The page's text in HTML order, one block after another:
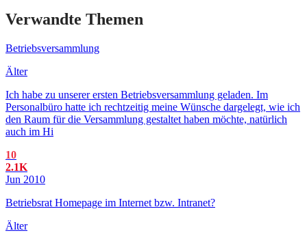
Verwandte Themen
Betriebsversammlung
Älter
Ich habe zu unserer ersten Betriebsversammlung geladen. Im
Personalbüro hatte ich rechtzeitig meine Wünsche dargelegt, wie ich
den Raum für die Versammlung gestaltet haben möchte, natürlich
auch im Hi
10
2.1K
Jun 2010
Betriebsrat Homepage im Internet bzw. Intranet?
Älter